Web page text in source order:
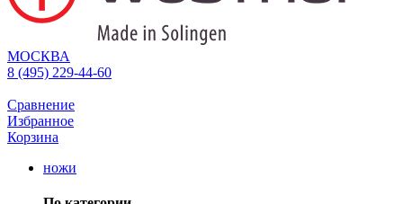
МОСКВА
8 (495) 229-44-60
Сравнение
Избранное
Корзина
ножи